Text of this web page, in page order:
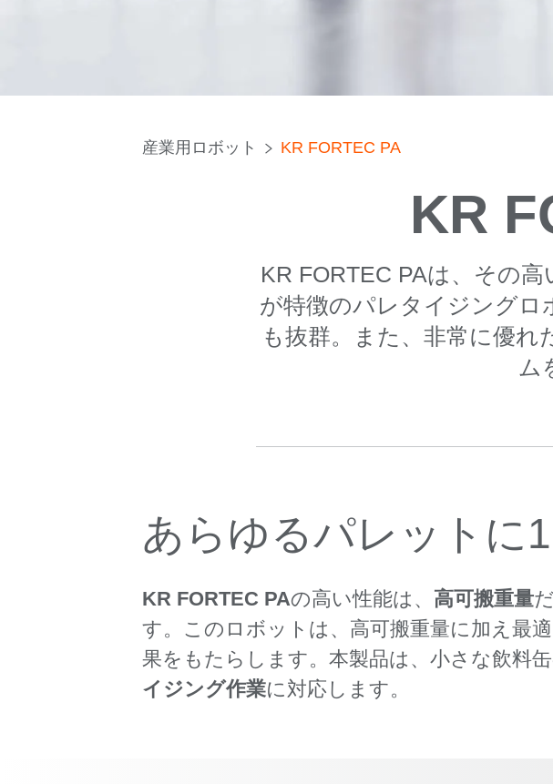
産業用ロボット KR FORTEC PA
KR
KR FORTEC PAは、その
が特徴のパレタイジング
も抜群。また、非常に優
ム
あらゆるパレットに
KR FORTEC PAの高い性能は、 高可搬重量
す。このロボットは、高可搬重量に加え最
果をもたらします。本製品は、小さな飲料
イジング作業に対応します。